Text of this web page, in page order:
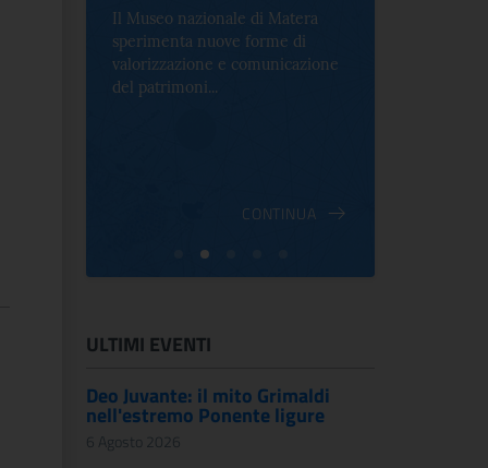
Il Museo nazionale di Matera
sperimenta nuove forme di
valorizzazione e comunicazione
del patrimoni...
CONTINUA
ULTIMI EVENTI
Deo Juvante: il mito Grimaldi
nell'estremo Ponente ligure
6 Agosto 2026